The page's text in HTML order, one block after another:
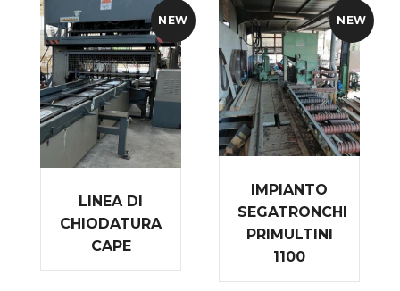
NEW
LINEA DI
CHIODATURA
CAPE
NEW
IMPIANTO
SEGATRONCHI
PRIMULTINI
1100